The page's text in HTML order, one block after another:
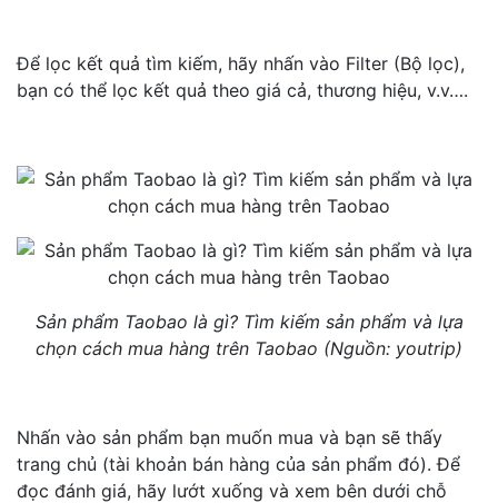
Để lọc kết quả tìm kiếm, hãy nhấn vào Filter (Bộ lọc),
bạn có thể lọc kết quả theo giá cả, thương hiệu, v.v….
Sản phẩm Taobao là gì? Tìm kiếm sản phẩm và lựa
chọn cách mua hàng trên Taobao (Nguồn: youtrip)
Nhấn vào sản phẩm bạn muốn mua và bạn sẽ thấy
trang chủ (tài khoản bán hàng của sản phẩm đó). Để
đọc đánh giá, hãy lướt xuống và xem bên dưới chỗ